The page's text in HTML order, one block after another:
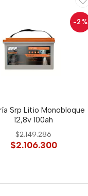
-2 %
Srp Litio Monobloque
12,8v 100ah
$2.149.286
$2.106.300